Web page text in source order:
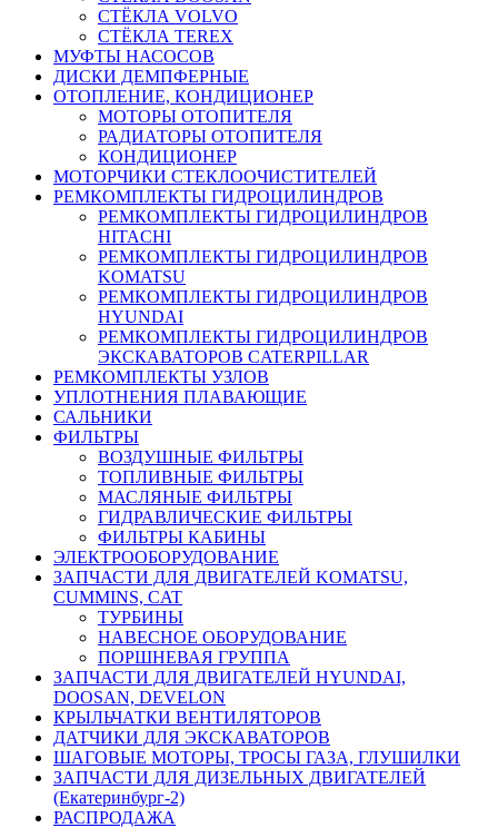
СТЁКЛА VOLVO
СТЁКЛА TEREX
МУФТЫ НАСОСОВ
ДИСКИ ДЕМПФЕРНЫЕ
ОТОПЛЕНИЕ, КОНДИЦИОНЕР
МОТОРЫ ОТОПИТЕЛЯ
РАДИАТОРЫ ОТОПИТЕЛЯ
КОНДИЦИОНЕР
МОТОРЧИКИ СТЕКЛООЧИСТИТЕЛЕЙ
РЕМКОМПЛЕКТЫ ГИДРОЦИЛИНДРОВ
РЕМКОМПЛЕКТЫ ГИДРОЦИЛИНДРОВ
HITACHI
РЕМКОМПЛЕКТЫ ГИДРОЦИЛИНДРОВ
KOMATSU
РЕМКОМПЛЕКТЫ ГИДРОЦИЛИНДРОВ
HYUNDAI
РЕМКОМПЛЕКТЫ ГИДРОЦИЛИНДРОВ
ЭКСКАВАТОРОВ CATERPILLAR
РЕМКОМПЛЕКТЫ УЗЛОВ
УПЛОТНЕНИЯ ПЛАВАЮЩИЕ
САЛЬНИКИ
ФИЛЬТРЫ
ВОЗДУШНЫЕ ФИЛЬТРЫ
ТОПЛИВНЫЕ ФИЛЬТРЫ
МАСЛЯНЫЕ ФИЛЬТРЫ
ГИДРАВЛИЧЕСКИЕ ФИЛЬТРЫ
ФИЛЬТРЫ КАБИНЫ
ЭЛЕКТРООБОРУДОВАНИЕ
ЗАПЧАСТИ ДЛЯ ДВИГАТЕЛЕЙ KOMATSU,
CUMMINS, CAT
ТУРБИНЫ
НАВЕСНОЕ ОБОРУДОВАНИЕ
ПОРШНЕВАЯ ГРУППА
ЗАПЧАСТИ ДЛЯ ДВИГАТЕЛЕЙ HYUNDAI,
DOOSAN, DEVELON
КРЫЛЬЧАТКИ ВЕНТИЛЯТОРОВ
ДАТЧИКИ ДЛЯ ЭКСКАВАТОРОВ
ШАГОВЫЕ МОТОРЫ, ТРОСЫ ГАЗА, ГЛУШИЛКИ
ЗАПЧАСТИ ДЛЯ ДИЗЕЛЬНЫХ ДВИГАТЕЛЕЙ
(Екатеринбург-2)
РАСПРОДАЖА